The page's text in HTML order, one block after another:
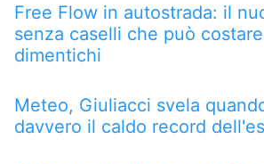
Free Flow in autostrada: il
senza caselli che può
dimentichi
Meteo, Giuliacci svela
davvero il caldo record